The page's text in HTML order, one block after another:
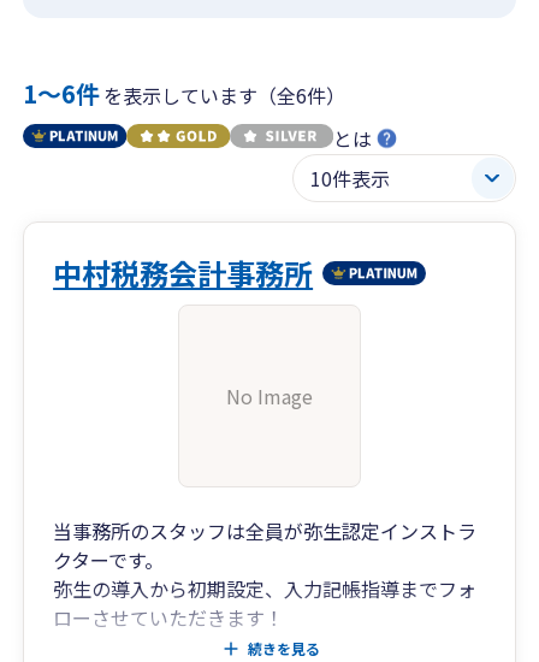
1〜6件を表示しています（全6件）
とは
中村税務会計事務所
No Image
当事務所のスタッフは全員が弥生認定インストラ
クターです。
弥生の導入から初期設定、入力記帳指導までフォ
ローさせていただきます！
※弥生ドライブを用いたクラウド化にも対応
続きを見る